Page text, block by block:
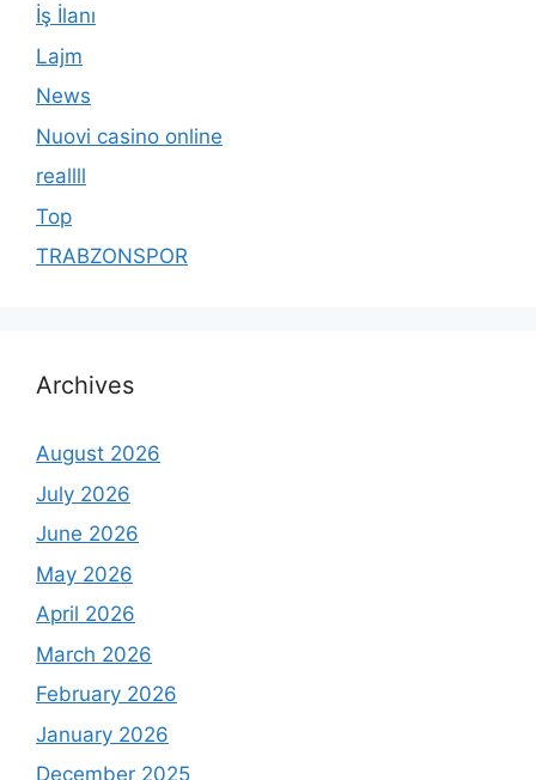
İş İlanı
Lajm
News
Nuovi casino online
reallll
Top
TRABZONSPOR
Archives
August 2026
July 2026
June 2026
May 2026
April 2026
March 2026
February 2026
January 2026
December 2025